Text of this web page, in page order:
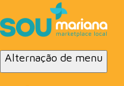
Alternação de menu